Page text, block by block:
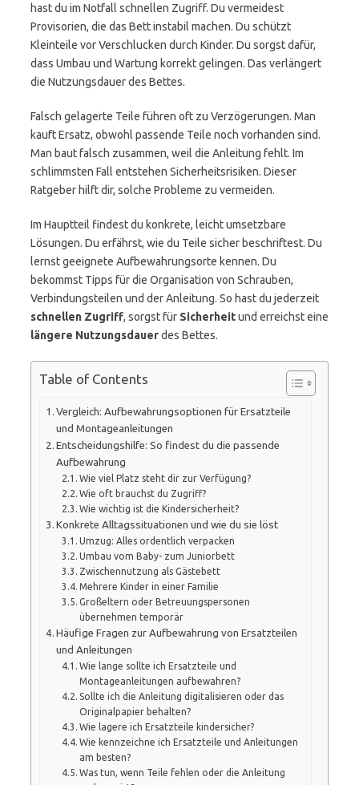
hast du im Notfall schnellen Zugriff. Du vermeidest
Provisorien, die das Bett instabil machen. Du schützt
Kleinteile vor Verschlucken durch Kinder. Du sorgst dafür,
dass Umbau und Wartung korrekt gelingen. Das verlängert
die Nutzungsdauer des Bettes.
Falsch gelagerte Teile führen oft zu Verzögerungen. Man
kauft Ersatz, obwohl passende Teile noch vorhanden sind.
Man baut falsch zusammen, weil die Anleitung fehlt. Im
schlimmsten Fall entstehen Sicherheitsrisiken. Dieser
Ratgeber hilft dir, solche Probleme zu vermeiden.
Im Hauptteil findest du konkrete, leicht umsetzbare
Lösungen. Du erfährst, wie du Teile sicher beschriftest. Du
lernst geeignete Aufbewahrungsorte kennen. Du
bekommst Tipps für die Organisation von Schrauben,
Verbindungsteilen und der Anleitung. So hast du jederzeit
schnellen Zugriff, sorgst für Sicherheitund erreichst eine
längere Nutzungsdauerdes Bettes.
Table of Contents
Vergleich: Aufbewahrungsoptionen für Ersatzteile
und Montageanleitungen
Entscheidungshilfe: So findest du die passende
Aufbewahrung
Wie viel Platz steht dir zur Verfügung?
Wie oft brauchst du Zugriff?
Wie wichtig ist die Kindersicherheit?
Konkrete Alltagssituationen und wie du sie löst
Umzug: Alles ordentlich verpacken
Umbau vom Baby- zum Juniorbett
Zwischennutzung als Gästebett
Mehrere Kinder in einer Familie
Großeltern oder Betreuungspersonen
übernehmen temporär
Häufige Fragen zur Aufbewahrung von Ersatzteilen
und Anleitungen
Wie lange sollte ich Ersatzteile und
Montageanleitungen aufbewahren?
Sollte ich die Anleitung digitalisieren oder das
Originalpapier behalten?
Wie lagere ich Ersatzteile kindersicher?
Wie kennzeichne ich Ersatzteile und Anleitungen
am besten?
Was tun, wenn Teile fehlen oder die Anleitung